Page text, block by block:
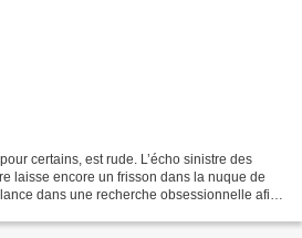
certains, est rude. L’écho sinistre des
laisse encore un frisson dans la nuque de
dans une recherche obsessionnelle afin